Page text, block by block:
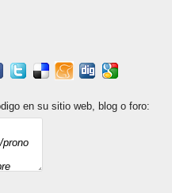
en su sitio web, blog o foro: